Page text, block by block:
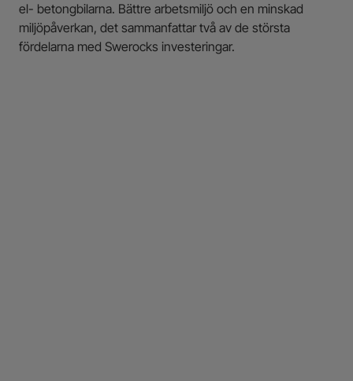
el- betongbilarna. Bättre arbetsmiljö och en minskad
miljöpåverkan, det sammanfattar två av de största
fördelarna med Swerocks investeringar.